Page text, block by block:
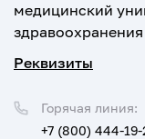
медицинский
Реквизиты
Горячая линия:
+7 (800) 444-19-